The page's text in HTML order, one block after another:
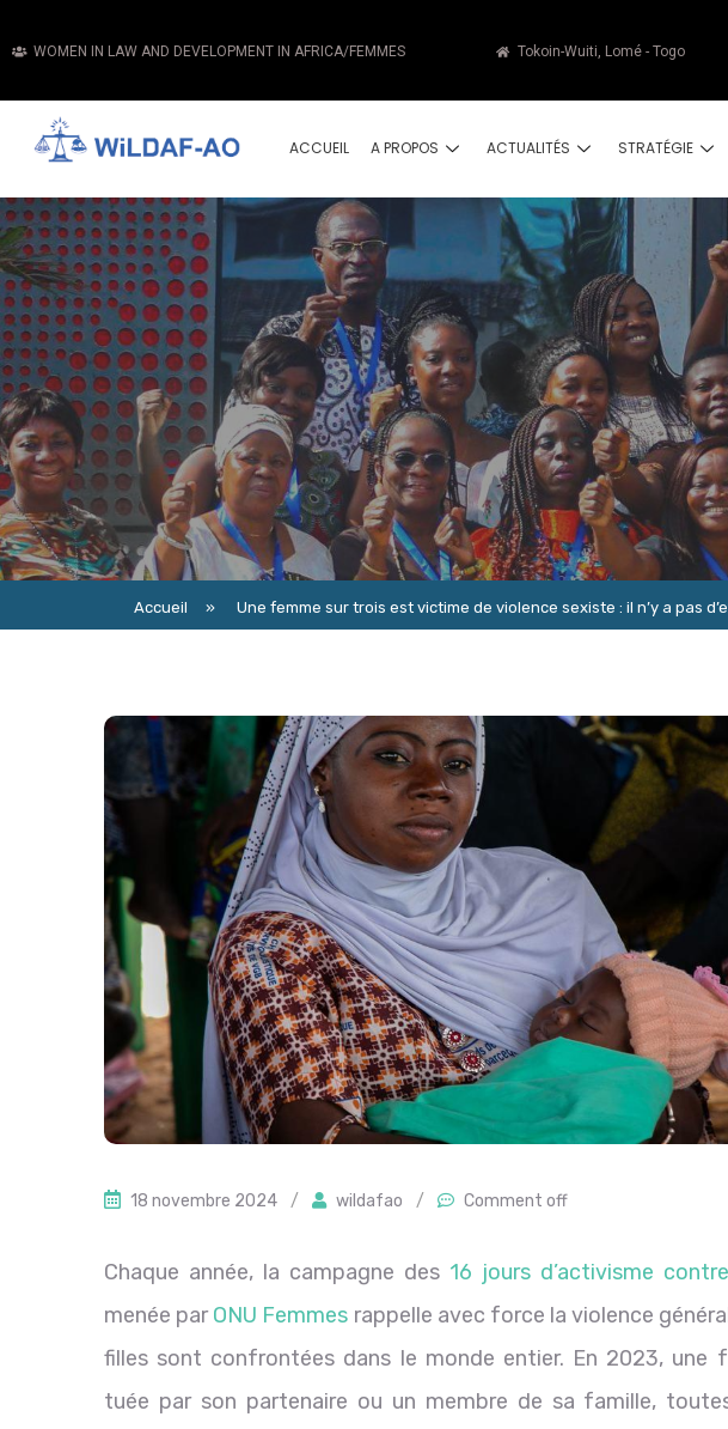
WOMEN IN LAW AND DEVELOPMENT IN AFRICA/FEMMES Tokoin-Wuiti, Lomé - Togo
ACCUEIL A PROPOS ACTUALITÉS STRATÉGIE
Accueil » Une femme sur trois est victime de violence sexiste : il n’y a pas
18 novembre 2024 / wildafao / Comment off
Chaque année, la campagne des 16 jours d’activisme
menée parONU Femmes rappelle avec force la violence
filles sont confrontées dans le monde entier. En 2023, une
tuée par son partenaire ou un membre de sa famille,